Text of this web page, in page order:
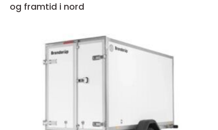
og framtid i nord